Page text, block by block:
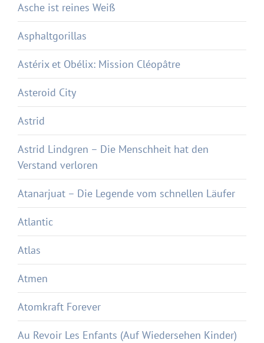
Asche ist reines Weiß
Asphaltgorillas
Astérix et Obélix: Mission Cléopâtre
Asteroid City
Astrid
Astrid Lindgren – Die Menschheit hat den
Verstand verloren
Atanarjuat – Die Legende vom schnellen Läufer
Atlantic
Atlas
Atmen
Atomkraft Forever
Au Revoir Les Enfants (Auf Wiedersehen Kinder)